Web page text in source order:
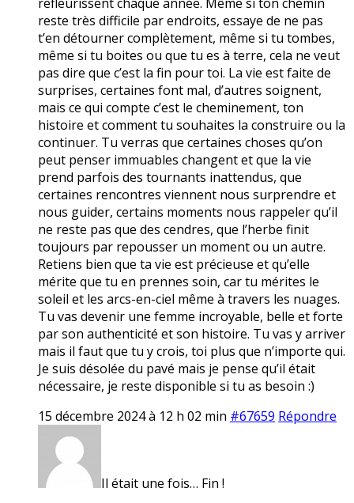
reste très difficile par endroits, essaye de ne pas
t’en détourner complètement, même si tu tombes,
même si tu boites ou que tu es à terre, cela ne veut
pas dire que c’est la fin pour toi. La vie est faite de
surprises, certaines font mal, d’autres soignent,
mais ce qui compte c’est le cheminement, ton
histoire et comment tu souhaites la construire ou la
continuer. Tu verras que certaines choses qu’on
peut penser immuables changent et que la vie
prend parfois des tournants inattendus, que
certaines rencontres viennent nous surprendre et
nous guider, certains moments nous rappeler qu’il
ne reste pas que des cendres, que l’herbe finit
toujours par repousser un moment ou un autre.
Retiens bien que ta vie est précieuse et qu’elle
mérite que tu en prennes soin, car tu mérites le
soleil et les arcs-en-ciel même à travers les nuages.
Tu vas devenir une femme incroyable, belle et forte
par son authenticité et son histoire. Tu vas y arriver
mais il faut que tu y crois, toi plus que n’importe qui.
Je suis désolée du pavé mais je pense qu’il était
nécessaire, je reste disponible si tu as besoin :)
15 décembre 2024 à 12 h 02 min #67659 Répondre
Il était une fois… Fin !